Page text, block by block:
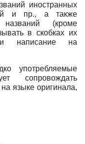
иностранных
и пр., а также
названий (кроме
в скобках их
написание на
употребляемые
сопровождать
языке оригинала,